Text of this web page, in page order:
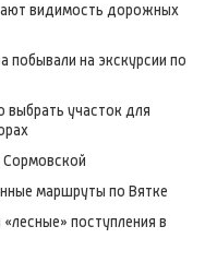
видимость дорожных
побывали на экскурсии по
выбрать участок для
маршруты по Вятке
поступления в